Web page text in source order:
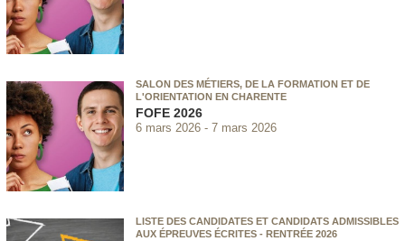
SALON DES MÉTIERS, DE LA FORMATION ET DE
L'ORIENTATION EN CHARENTE
FOFE 2026
6 mars 2026 7 mars 2026
LISTE DES CANDIDATES ET CANDIDATS ADMISSIBLES
AUX ÉPREUVES ÉCRITES - RENTRÉE 2026